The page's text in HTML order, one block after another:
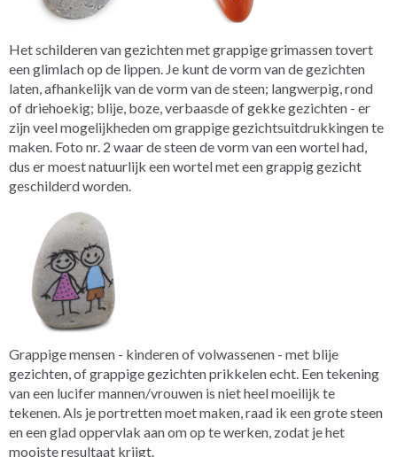
Het schilderen van gezichten met grappige grimassen tovert
een glimlach op de lippen. Je kunt de vorm van de gezichten
laten, afhankelijk van de vorm van de steen; langwerpig, rond
of driehoekig; blije, boze, verbaasde of gekke gezichten - er
zijn veel mogelijkheden om grappige gezichtsuitdrukkingen te
maken. Foto nr. 2 waar de steen de vorm van een wortel had,
dus er moest natuurlijk een wortel met een grappig gezicht
geschilderd worden.
Grappige mensen - kinderen of volwassenen - met blije
gezichten, of grappige gezichten prikkelen echt. Een tekening
van een lucifer mannen/vrouwen is niet heel moeilijk te
tekenen. Als je portretten moet maken, raad ik een grote steen
en een glad oppervlak aan om op te werken, zodat je het
mooiste resultaat krijgt.